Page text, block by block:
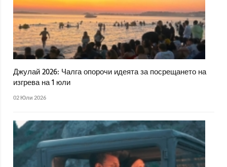
Джулай 2026: Чалга опорочи идеята за посрещането на
изгрева на 1 юли
02 Юли 2026